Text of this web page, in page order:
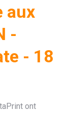
aux
-
- 18
ont